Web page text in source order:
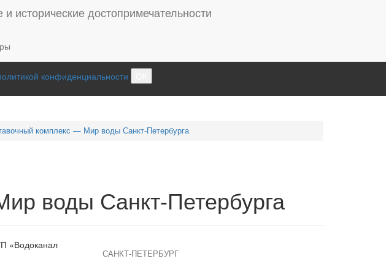
конфиденциальности
комплекс — Мир воды Санкт-Петербурга
воды Санкт-Петербурга
«Водоканал
САНКТ-ПЕТЕРБУРГ